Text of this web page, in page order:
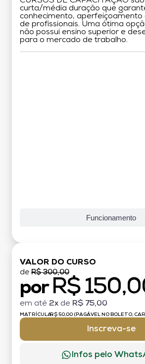
curta/média duração que
conhecimento, aperfeiçoamento
de profissionais. Uma ótima
não possui ensino superior e
para o mercado de trabalho.
Funcionamento
VALOR DO CURSO
de R$ 300,00
por R$
em até 2x de R$ 75,00
MATRÍCULA:R$ 50,00 (PAGÁVEL NO BOLETO,
Inscreva-se
Infos pelo